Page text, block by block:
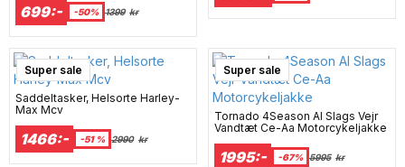
699:- -50% 1399 kr
Super sale
Saddeltasker, Helsorte Harley-
Max Mcv
1466:- -51 % 2990 kr
Super sale
Tornado 4Season Al Slags Vejr
Vandtæt Ce-Aa Motorcykeljakke
1995:- -67% 5995 kr